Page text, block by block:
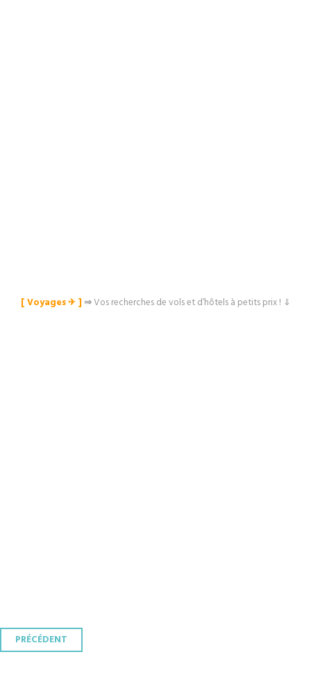
[ Voyages ✈︎ ]⇒Vos recherches de vols et d’hôtels à petits prix ! ⇓
Navigation
PRÉCÉDENT